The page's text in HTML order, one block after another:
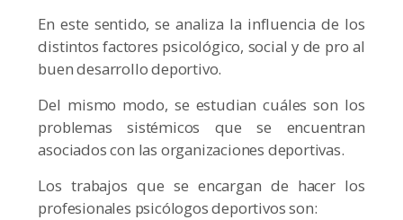
En este sentido, se analiza la influencia de los
distintos factores psicológico, social y de pro al
buen desarrollo deportivo.
Del mismo modo, se estudian cuáles son los
problemas sistémicos que se encuentran
asociados con las organizaciones deportivas.
Los trabajos que se encargan de hacer los
profesionales psicólogos deportivos son: